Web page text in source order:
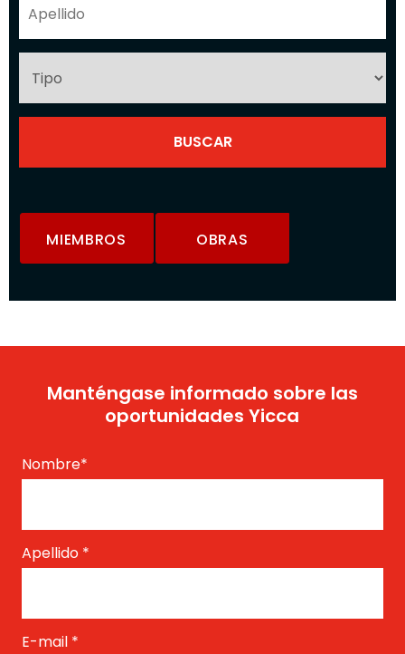
MIEMBROS OBRAS
Manténgase informado sobre las
oportunidades Yicca
Nombre*
Apellido *
E-mail *